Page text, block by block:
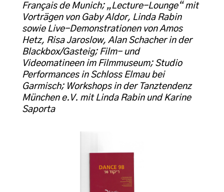
Français de Munich; „Lecture-Lounge“ mit
Vorträgen von Gaby Aldor, Linda Rabin
sowie Live-Demonstrationen von Amos
Hetz, Risa Jaroslow, Alan Schacher in der
Blackbox/Gasteig; Film- und
Videomatineen im Filmmuseum; Studio
Performances in Schloss Elmau bei
Garmisch; Workshops in der Tanztendenz
München e.V. mit Linda Rabin und Karine
Saporta